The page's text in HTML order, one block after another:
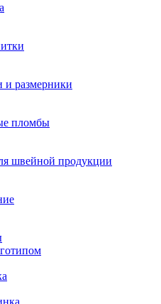
и размерники
пломбы
швейной продукции